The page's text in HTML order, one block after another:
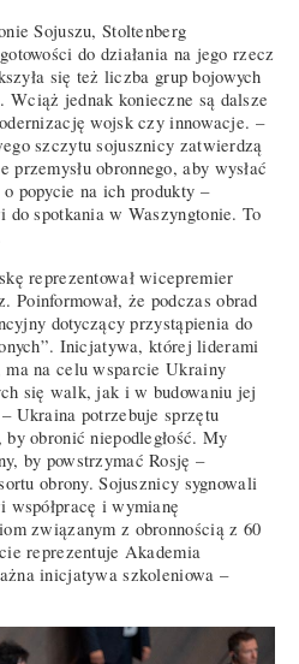
Sojuszu, Stoltenberg
do działania na jego rzecz
się też liczba grup bojowych
jednak konieczne są dalsze
wojsk czy innowacje. –
szczytu sojusznicy zatwierdzą
przemysłu obronnego, aby wysłać
popycie na ich produkty –
do spotkania w Waszyngtonie. To
reprezentował wicepremier
Poinformował, że podczas obrad
dotyczący przystąpienia do
Inicjatywa, której liderami
na celu wsparcie Ukrainy
się walk, jak i w budowaniu jej
Ukraina potrzebuje sprzętu
obronić niepodległość. My
by powstrzymać Rosję –
obrony. Sojusznicy sygnowali
i wymianę
związanym z obronnością z 60
reprezentuje Akademia
inicjatywa szkoleniowa –